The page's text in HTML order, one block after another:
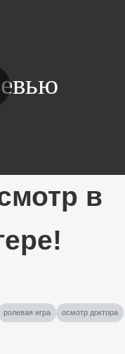
в
ролевая игра осмотр доктора